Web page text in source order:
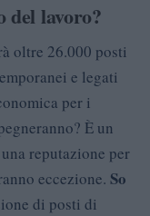
del lavoro?
oltre 26.000 posti
e legati
per i
È un
reputazione per
eccezione. So
di posti di